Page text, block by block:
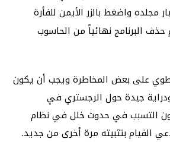
مجلده واضغط بالزر الأيمن للفأرة
البرنامج نهائياً من الحاسوب
على بعض المخاطرة ويجب أن يكون
جيدة حول الرجستري في
التسبب في حدوث خلل في نظام
القيام بتثبيته مرة أخرى من جديد.